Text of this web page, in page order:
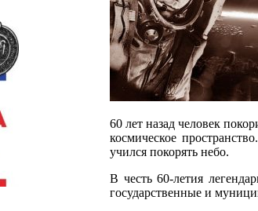
60 лет назад человек
космическое
учился покорять небо.
В честь 60-летия
государственные и